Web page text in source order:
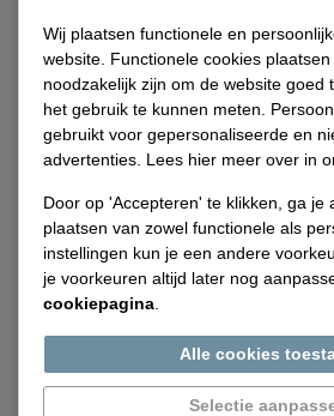
Fulltime 40 uur
verantwoordelijk voor het
van onderdelen en
Wij plaatsen functionele en
website. Functionele cookies
noodzakelijk zijn om de website goed
het gebruik te kunnen meten.
gebruikt voor gepersonaliseerde en
advertenties. Lees hier meer over in
Door op 'Accepteren' te klikken, ga je
plaatsen van zowel functionele als
instellingen kun je een andere
je voorkeuren altijd later nog
cookiepagina
Alle cookies
Selectie